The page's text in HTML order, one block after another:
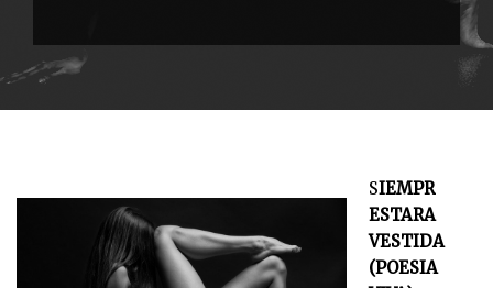
SIEMPR
ESTARA
VESTIDA
(POESIA